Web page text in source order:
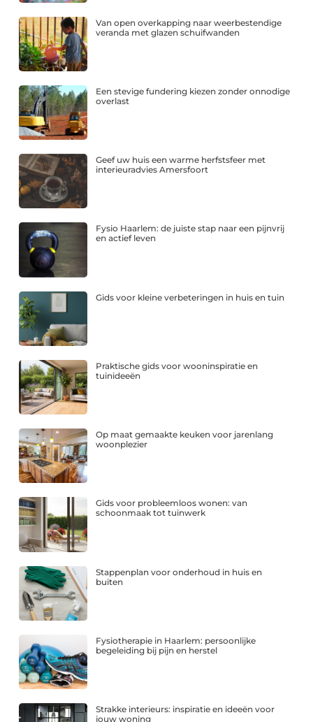
Van open overkapping naar weerbestendige
veranda met glazen schuifwanden
Een stevige fundering kiezen zonder onnodige
overlast
Geef uw huis een warme herfstsfeer met
interieuradvies Amersfoort
Fysio Haarlem: de juiste stap naar een pijnvrij
en actief leven
Gids voor kleine verbeteringen in huis en tuin
Praktische gids voor wooninspiratie en
tuinideeën
Op maat gemaakte keuken voor jarenlang
woonplezier
Gids voor probleemloos wonen: van
schoonmaak tot tuinwerk
Stappenplan voor onderhoud in huis en
buiten
Fysiotherapie in Haarlem: persoonlijke
begeleiding bij pijn en herstel
Strakke interieurs: inspiratie en ideeën voor
jouw woning